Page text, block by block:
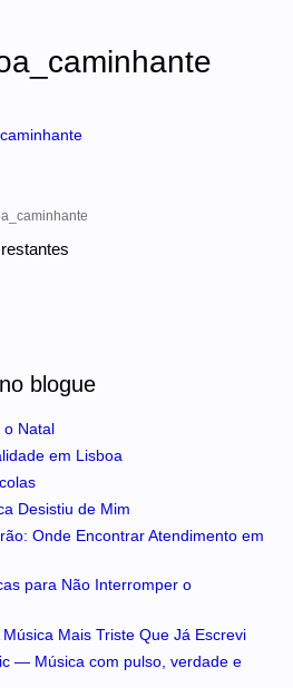
blogue
o Natal
em Lisboa
Desistiu de Mim
Onde Encontrar Atendimento em
para Não Interromper o
Mais Triste Que Já Escrevi
— Música com pulso, verdade e